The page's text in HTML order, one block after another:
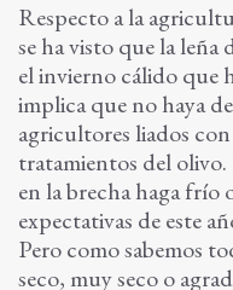
Respecto a la
se ha visto que la leña
el invierno cálido que
implica que no haya
agricultores liados
tratamientos del
en la brecha haga frío
expectativas de este
Pero como sabemos
seco, muy seco o